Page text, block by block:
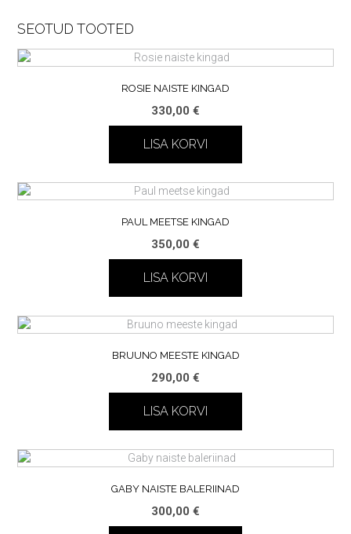
SEOTUD TOOTED
ROSIE NAISTE KINGAD
330,00 €
LISA KORVI
PAUL MEETSE KINGAD
350,00 €
LISA KORVI
BRUUNO MEESTE KINGAD
290,00 €
LISA KORVI
GABY NAISTE BALERIINAD
300,00 €